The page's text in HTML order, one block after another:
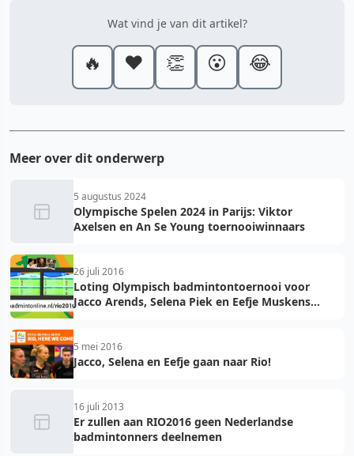
Wat vind je van dit artikel?
🔥 ❤️ 👏 😮 😂
Meer over dit onderwerp
5 augustus 2024
Olympische Spelen 2024 in Parijs: Viktor
Axelsen en An Se Young toernooiwinnaars
26 juli 2016
Loting Olympisch badmintontoernooi voor
Jacco Arends, Selena Piek en Eefje Muskens
5 mei 2016
Jacco, Selena en Eefje gaan naar Rio!
16 juli 2013
Er zullen aan RIO2016 geen Nederlandse
badmintonners deelnemen